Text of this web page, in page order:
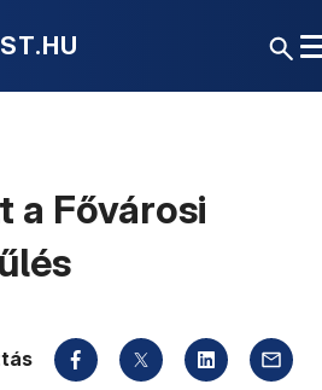
a Fővárosi